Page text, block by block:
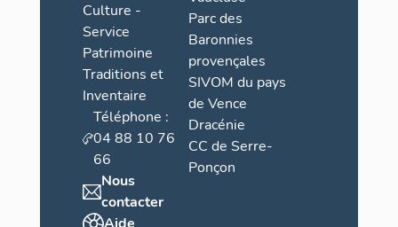
Culture -
Service
Patrimoine
Traditions et
Inventaire
Téléphone :
04 88 10 76
66
Nous
contacter
Parc des
Baronnies
provençales
SIVOM du pays
de Vence
Dracénie
CC de Serre-
Ponçon